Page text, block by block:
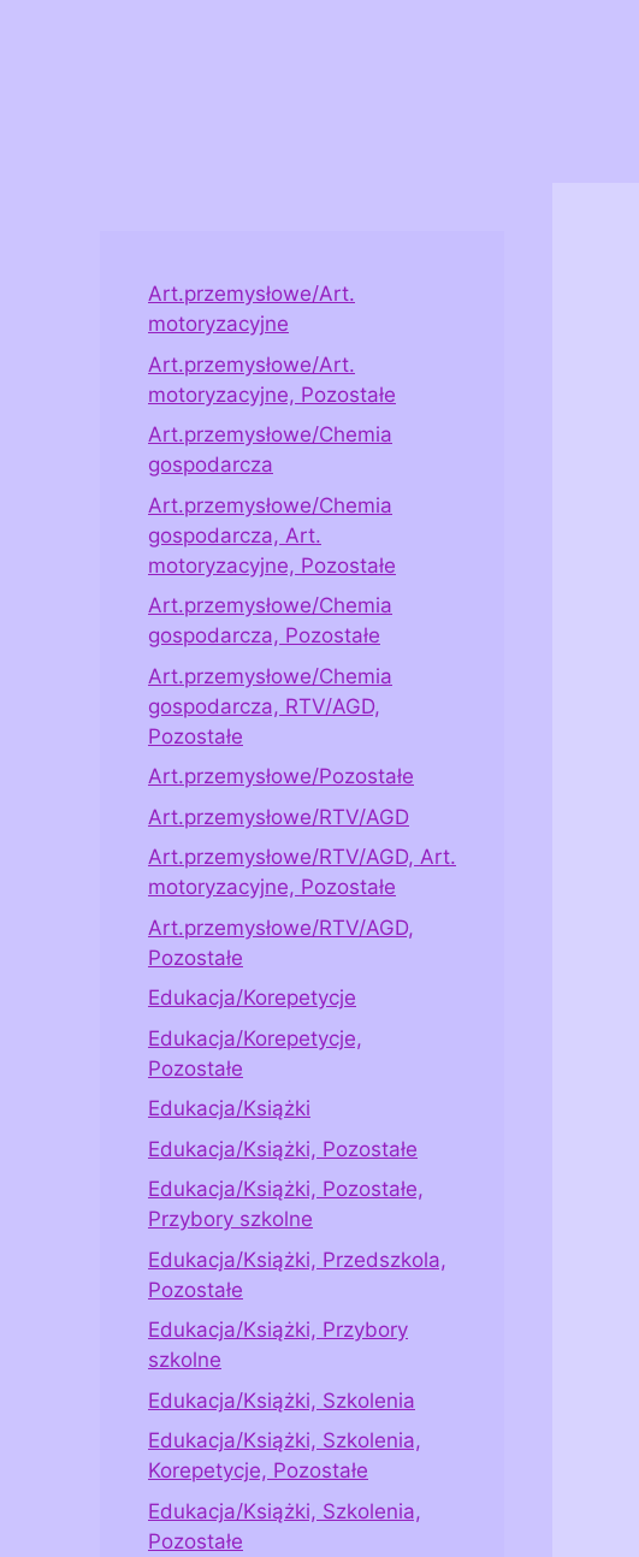
Art.przemysłowe/Art.
motoryzacyjne
Art.przemysłowe/Art.
motoryzacyjne, Pozostałe
Art.przemysłowe/Chemia
gospodarcza
Art.przemysłowe/Chemia
gospodarcza, Art.
motoryzacyjne, Pozostałe
Art.przemysłowe/Chemia
gospodarcza, Pozostałe
Art.przemysłowe/Chemia
gospodarcza, RTV/AGD,
Pozostałe
Art.przemysłowe/Pozostałe
Art.przemysłowe/RTV/AGD
Art.przemysłowe/RTV/AGD, Art.
motoryzacyjne, Pozostałe
Art.przemysłowe/RTV/AGD,
Pozostałe
Edukacja/Korepetycje
Edukacja/Korepetycje,
Pozostałe
Edukacja/Książki
Edukacja/Książki, Pozostałe
Edukacja/Książki, Pozostałe,
Przybory szkolne
Edukacja/Książki, Przedszkola,
Pozostałe
Edukacja/Książki, Przybory
szkolne
Edukacja/Książki, Szkolenia
Edukacja/Książki, Szkolenia,
Korepetycje, Pozostałe
Edukacja/Książki, Szkolenia,
Pozostałe